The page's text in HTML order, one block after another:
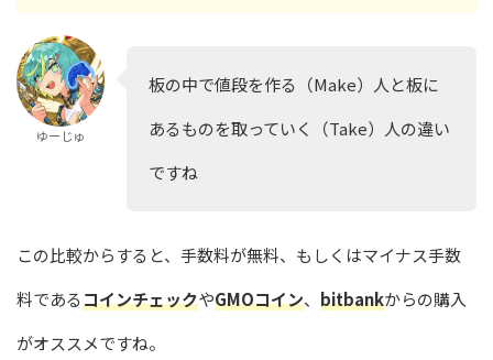
ゆーじゅ
板の中で値段を作る（Make）人と板に
あるものを取っていく（Take）人の違い
ですね
この比較からすると、手数料が無料、もしくはマイナス手数
料であるコインチェックやGMOコイン、 bitbankからの購入
がオススメですね。